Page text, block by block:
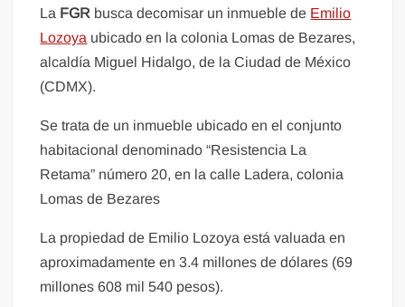
La FGR busca decomisar un inmueble de Emilio
Lozoya ubicado en la colonia Lomas de Bezares,
alcaldía Miguel Hidalgo, de la Ciudad de México
(CDMX).
Se trata de un inmueble ubicado en el conjunto
habitacional denominado “Resistencia La
Retama” número 20, en la calle Ladera, colonia
Lomas de Bezares
La propiedad de Emilio Lozoya está valuada en
aproximadamente en 3.4 millones de dólares (69
millones 608 mil 540 pesos).